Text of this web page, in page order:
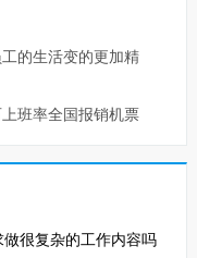
的生活变的更加精
班率全国报销机票
很复杂的工作内容吗